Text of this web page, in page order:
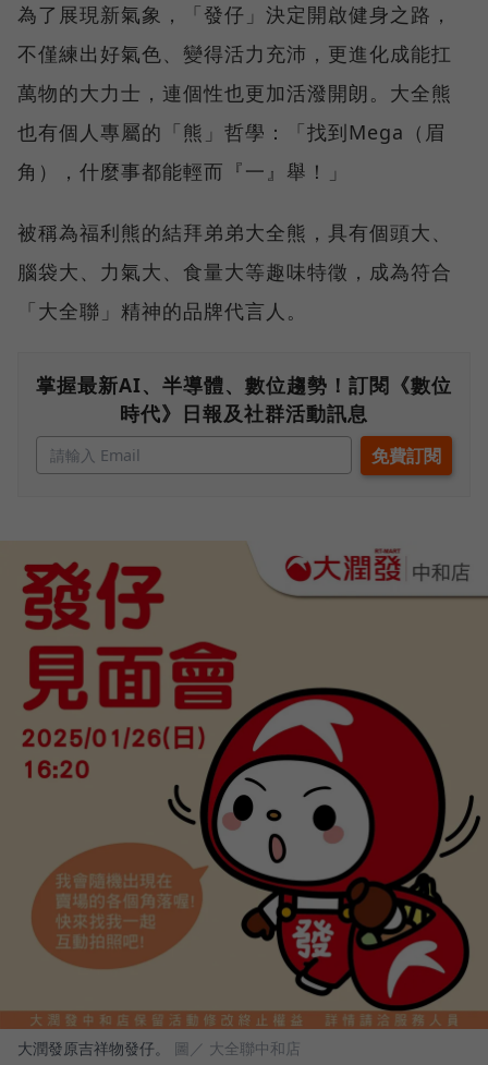
為了展現新氣象，「發仔」決定開啟健身之路，
不僅練出好氣色、變得活力充沛，更進化成能扛
萬物的大力士，連個性也更加活潑開朗。大全熊
也有個人專屬的「熊」哲學：「找到Mega（眉
角），什麼事都能輕而『一』舉！」
被稱為福利熊的結拜弟弟大全熊，具有個頭大、
腦袋大、力氣大、食量大等趣味特徵，成為符合
「大全聯」精神的品牌代言人。
掌握最新AI、半導體、數位趨勢！訂閱《數位
時代》日報及社群活動訊息
大潤發原吉祥物發仔。 圖／ 大全聯中和店